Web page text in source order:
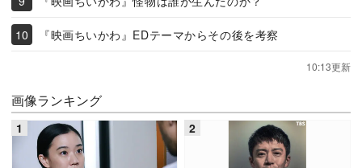
『映画ちいかわ』EDテーマからその後を考察
10:13更新
画像ランキング